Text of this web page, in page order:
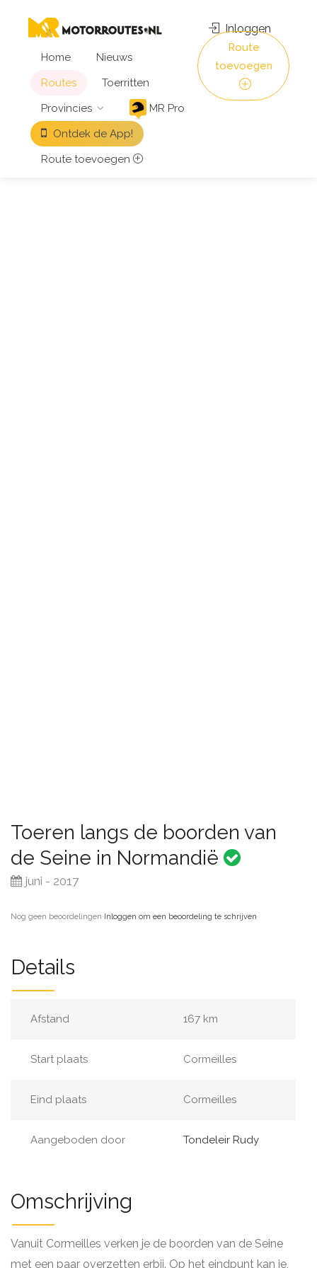
Home
Nieuws
Routes
Toerritten
Provincies
MR Pro
Ontdek de App!
Route toevoegen
Inloggen
Route
toevoegen
Toeren langs de boorden van
de Seine in Normandië
juni - 2017
Nog geen beoordelingen·Inloggen om een beoordeling te schrijven
Details
Afstand 167 km
Start plaats Cormeilles
Eind plaats Cormeilles
Aangeboden door Tondeleir Rudy
Omschrijving
Vanuit Cormeilles verken je de boorden van de Seine
met een paar overzetten erbij. Op het eindpunt kan je,